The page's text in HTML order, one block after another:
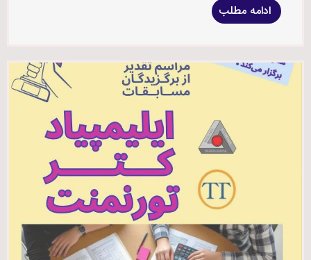
ادامه مطلب